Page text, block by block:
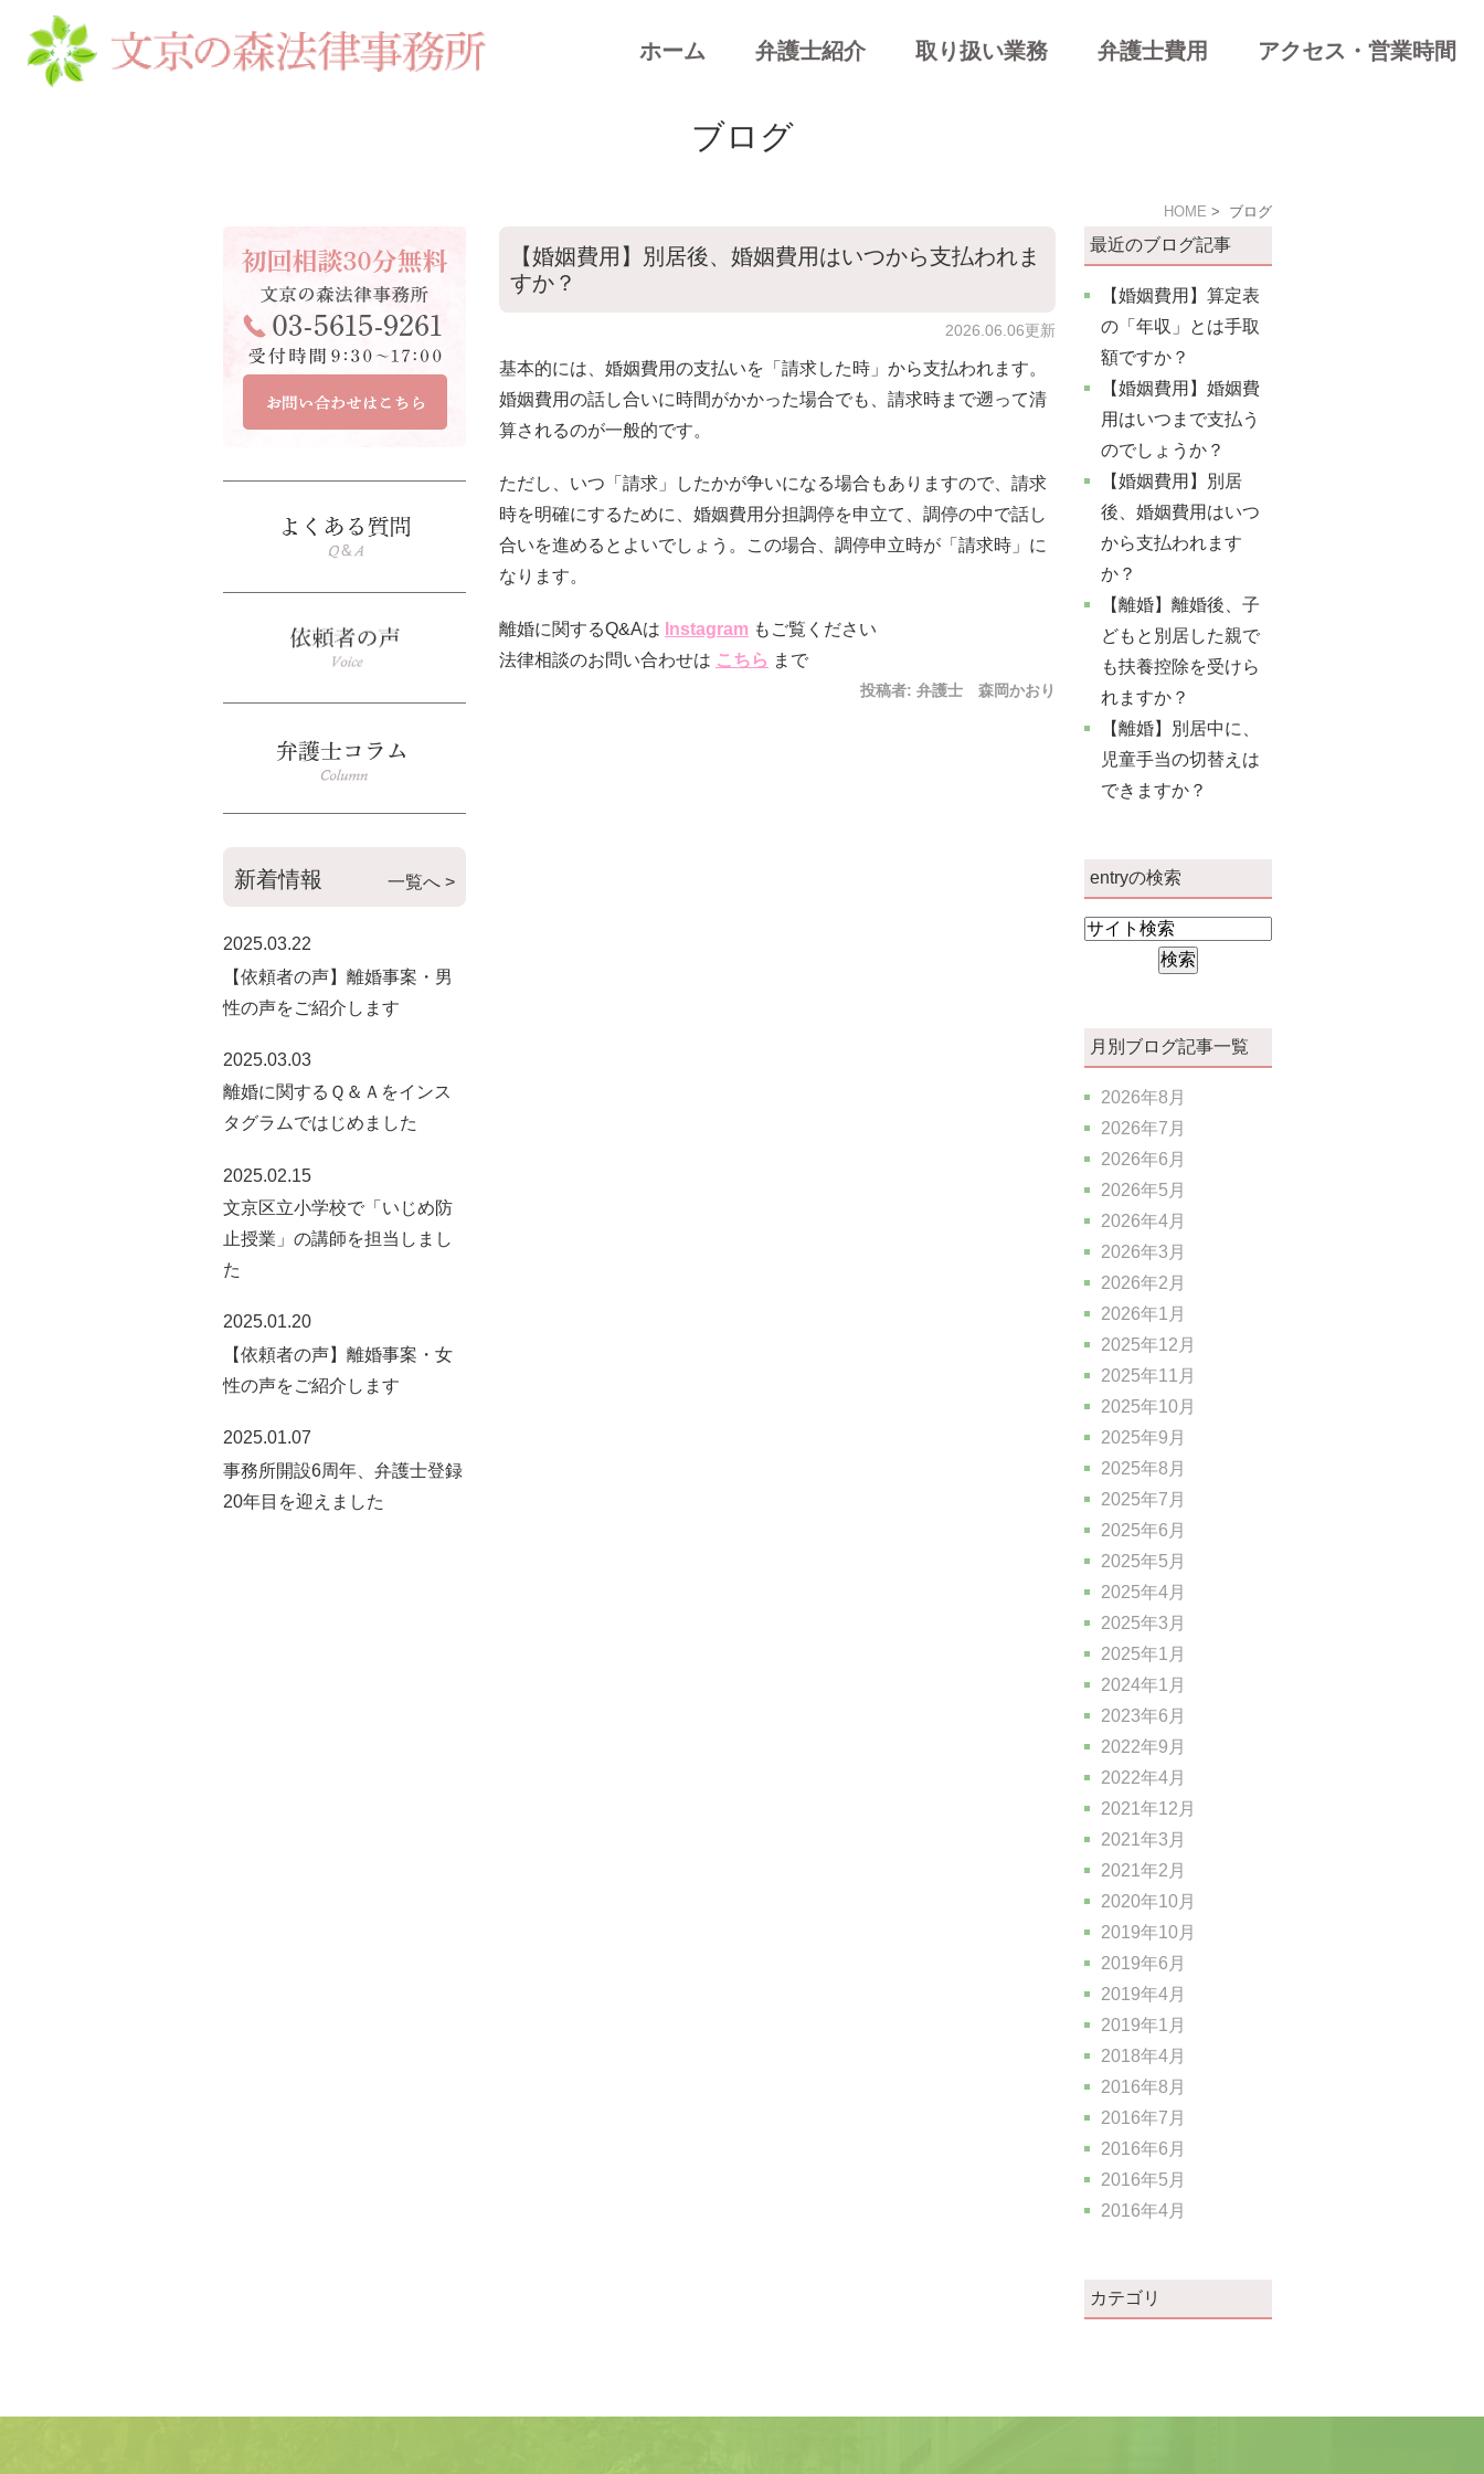
ホーム 弁護士紹介 取り扱い業務
相続開始前の相続対策・遺言
刑事事件
弁護士費用 アクセス・営業時間
ブログ
HOME ブログ
【婚姻費用】別居後、婚姻費用はいつから支払われま
すか？
2026.06.06更新
基本的には、婚姻費用の支払いを「請求した時」から支払われます。
婚姻費用の話し合いに時間がかかった場合でも、請求時まで遡って清
算されるのが一般的です。
ただし、いつ「請求」したかが争いになる場合もありますので、請求
時を明確にするために、婚姻費用分担調停を申立て、調停の中で話し
合いを進めるとよいでしょう。この場合、調停申立時が「請求時」に
なります。
離婚に関するQ&Aは Instagram もご覧ください
法律相談のお問い合わせは こちら まで
投稿者: 弁護士 森岡かおり
最近のブログ記事
【婚姻費用】算定表
の「年収」とは手取
額ですか？
【婚姻費用】婚姻費
用はいつまで支払う
のでしょうか？
【婚姻費用】別居
後、婚姻費用はいつ
から支払われます
か？
【離婚】離婚後、子
どもと別居した親で
も扶養控除を受けら
れますか？
【離婚】別居中に、
児童手当の切替えは
できますか？
entryの検索
月別ブログ記事一覧
2026年8月
2026年7月
2026年6月
2026年5月
2026年4月
2026年3月
2026年2月
2026年1月
2025年12月
2025年11月
2025年10月
2025年9月
2025年8月
2025年7月
2025年6月
2025年5月
2025年4月
2025年3月
2025年1月
2024年1月
2023年6月
2022年9月
2022年4月
2021年12月
2021年3月
2021年2月
2020年10月
2019年10月
2019年6月
2019年4月
2019年1月
2018年4月
2016年8月
2016年7月
2016年6月
2016年5月
2016年4月
カテゴリ
新着情報 一覧へ >
2025.03.22
【依頼者の声】離婚事案・男
性の声をご紹介します
2025.03.03
離婚に関するＱ＆Ａをインス
タグラムではじめました
2025.02.15
文京区立小学校で「いじめ防
止授業」の講師を担当しまし
た
2025.01.20
【依頼者の声】離婚事案・女
性の声をご紹介します
2025.01.07
事務所開設6周年、弁護士登録
20年目を迎えました